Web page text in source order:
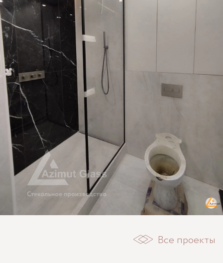
Все проекты